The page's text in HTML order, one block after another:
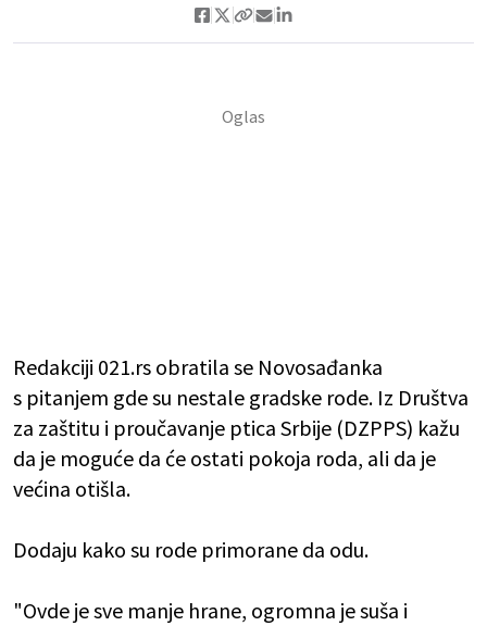
Redakciji 021.rs obratila se Novosađanka
s pitanjem gde su nestale gradske rode. Iz Društva
za zaštitu i proučavanje ptica Srbije (DZPPS) kažu
da je moguće da će ostati pokoja roda, ali da je
većina otišla.
Dodaju kako su rode primorane da odu.
"Ovde je sve manje hrane, ogromna je suša i